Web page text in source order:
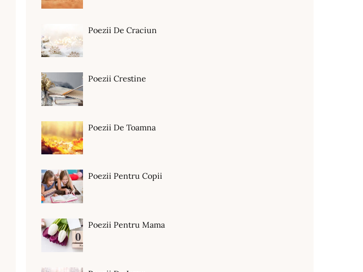
Poezii De Craciun
Poezii Crestine
Poezii De Toamna
Poezii Pentru Copii
Poezii Pentru Mama